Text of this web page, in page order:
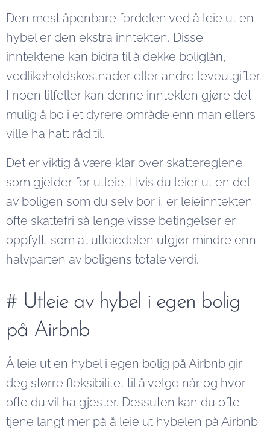
Den mest åpenbare fordelen ved å leie ut en
hybel er den ekstra inntekten. Disse
inntektene kan bidra til å dekke boliglån,
vedlikeholdskostnader eller andre leveutgifter.
I noen tilfeller kan denne inntekten gjøre det
mulig å bo i et dyrere område enn man ellers
ville ha hatt råd til.
Det er viktig å være klar over skattereglene
som gjelder for utleie. Hvis du leier ut en del
av boligen som du selv bor i, er leieinntekten
ofte skattefri så lenge visse betingelser er
oppfylt, som at utleiedelen utgjør mindre enn
halvparten av boligens totale verdi.
# Utleie av hybel i egen bolig
på Airbnb
Å leie ut en hybel i egen bolig på Airbnb gir
deg større fleksibilitet til å velge når og hvor
ofte du vil ha gjester. Dessuten kan du ofte
tjene langt mer på å leie ut hybelen på Airbnb